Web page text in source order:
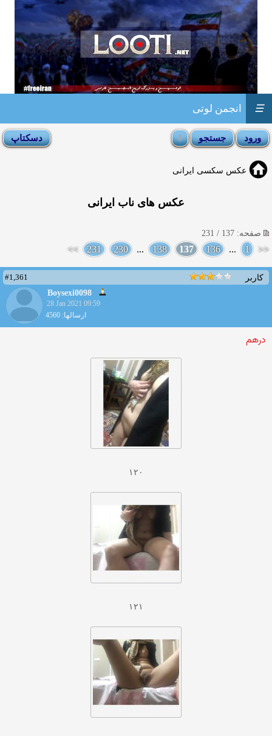
انجمن لوتی ☰
عکس سکسی ایرانی
عکس های ناب ایرانی
صفحه: 137 / 231
<<
1
...
136
137
138
...
230
231
>>
کاربر
#1,361
Boysexi0098
28 Jan 2021 09:59
ارسالها: 4560
درهم
۱۲۰
۱۲۱